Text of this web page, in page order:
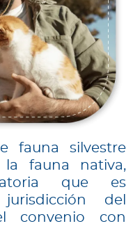
fauna silvestre
fauna nativa,
que es
del
convenio con